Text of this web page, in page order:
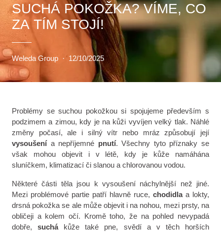
SUCHÁ POKOŽKA? VÍME, CO
ZA TÍM STOJÍ!
Weleda Group · 12/10/2025
Problémy se suchou pokožkou si spojujeme především s
podzimem a zimou, kdy je na kůži vyvíjen velký tlak. Náhlé
změny počasí, ale i silný vítr nebo mráz způsobují její
vysoušenía nepříjemné pnutí. Všechny tyto příznaky se
však mohou objevit i v létě, kdy je kůže namáhána
sluníčkem, klimatizací či slanou a chlorovanou vodou.
Některé části těla jsou k vysoušení náchylnější než jiné.
Mezi problémové partie patří hlavně ruce, chodidlaa lokty,
drsná pokožka se ale může objevit i na nohou, mezi prsty, na
obličeji a kolem očí. Kromě toho, že na pohled nevypadá
dobře,suchákůže také pne, svědí a v těch horších